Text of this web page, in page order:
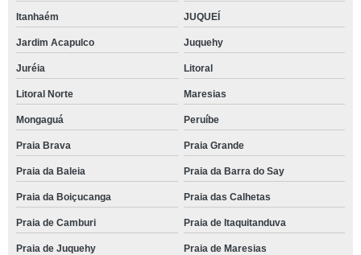
Itanhaém JUQUEÍ
Jardim Acapulco Juquehy
Juréia Litoral
Litoral Norte Maresias
Mongaguá Peruíbe
Praia Brava Praia Grande
Praia da Baleia Praia da Barra do Say
Praia da Boiçucanga Praia das Calhetas
Praia de Camburi Praia de Itaquitanduva
Praia de Juquehy Praia de Maresias